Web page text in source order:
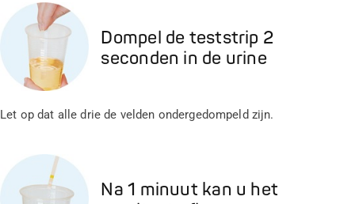
Dompel de teststrip 2
seconden in de urine
Let op dat alle drie de velden ondergedompeld zijn.
Na 1 minuut kan u het